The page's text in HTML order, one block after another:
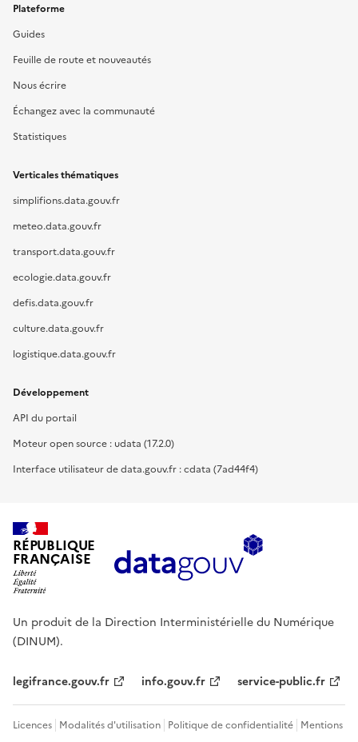
Plateforme
Guides
Feuille de route et nouveautés
Nous écrire
Échangez avec la communauté
Statistiques
Verticales thématiques
simplifions.data.gouv.fr
meteo.data.gouv.fr
transport.data.gouv.fr
ecologie.data.gouv.fr
defis.data.gouv.fr
culture.data.gouv.fr
logistique.data.gouv.fr
Développement
API du portail
Moteur open source : udata (17.2.0)
Interface utilisateur de data.gouv.fr : cdata (7ad44f4)
RÉPUBLIQUE
FRANÇAISE
Un produit de la Direction Interministérielle du Numérique
(DINUM).
legifrance.gouv.fr info.gouv.fr service-public.fr
Licences Modalités d'utilisation Politique de confidentialité Mentions